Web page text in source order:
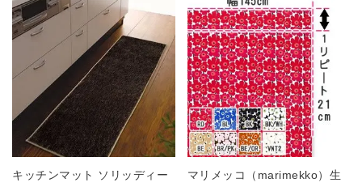
キッチンマット ソリッディー
マリメッコ（marimekko）生